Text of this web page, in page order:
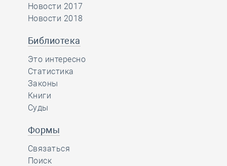
Новости 2017
Новости 2018
Библиотека
Это интересно
Статистика
Законы
Книги
Суды
Формы
Связаться
Поиск